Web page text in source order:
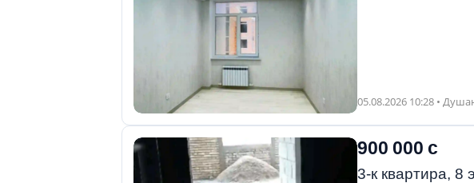
05.08.2026 10:28 •
900 000 с
3-к квартира, 8